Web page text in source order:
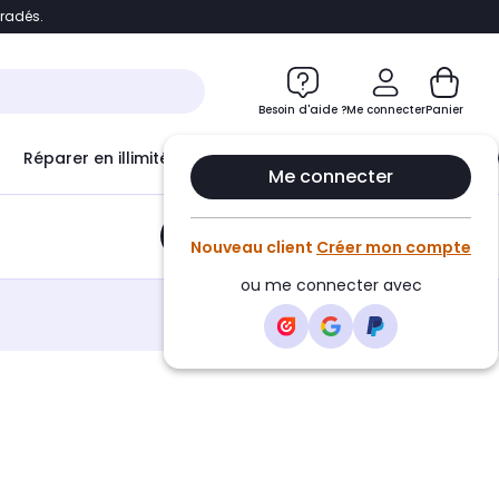
Accéder directement au chatbot
Besoin d'aide ?Me connecter
Me connecter
Nouveau client Créer mon compte
ou me connecter avec
Panier
Réparer en illimité avec Le Club Infinity
Ajouter au panier